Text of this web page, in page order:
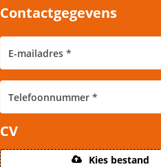
Contactgegevens
CV
Kies bestand